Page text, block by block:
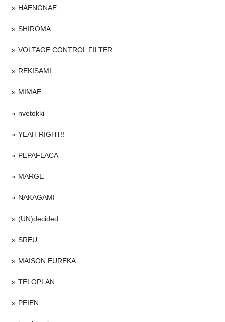
HAENGNAE
SHIROMA
VOLTAGE CONTROL FILTER
REKISAMI
MIMAE
nvetokki
YEAH RIGHT!!
PEPAFLACA
MARGE
NAKAGAMI
(UN)decided
SREU
MAISON EUREKA
TELOPLAN
PEIEN